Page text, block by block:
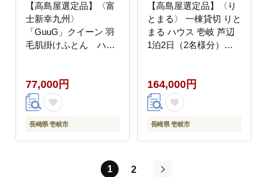
【高島屋選定品】〈富
士新幸九州〉
「GuuG」クイーン 羽
毛肌掛けふとん ハン
寝具 ダウンケット 布団
クール寝具 オールシー
ズン対応 羽毛布団 肌掛
け布団 国産 日本製
77,000円
長崎県 壱岐市
【高島屋選定品】〈り
とまる〉 一棟貸切 りと
まる ハウス 壱岐 芦辺
1泊2日（2名様分）
164,000円
長崎県 壱岐市
1
2